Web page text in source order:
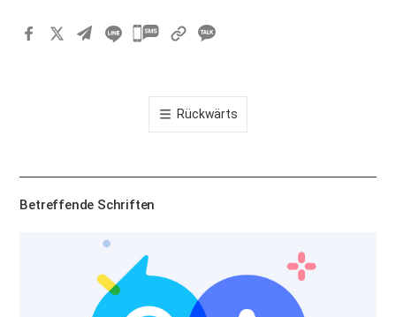
카
톡
공
기
Rückwärts
Betreffende Schriften